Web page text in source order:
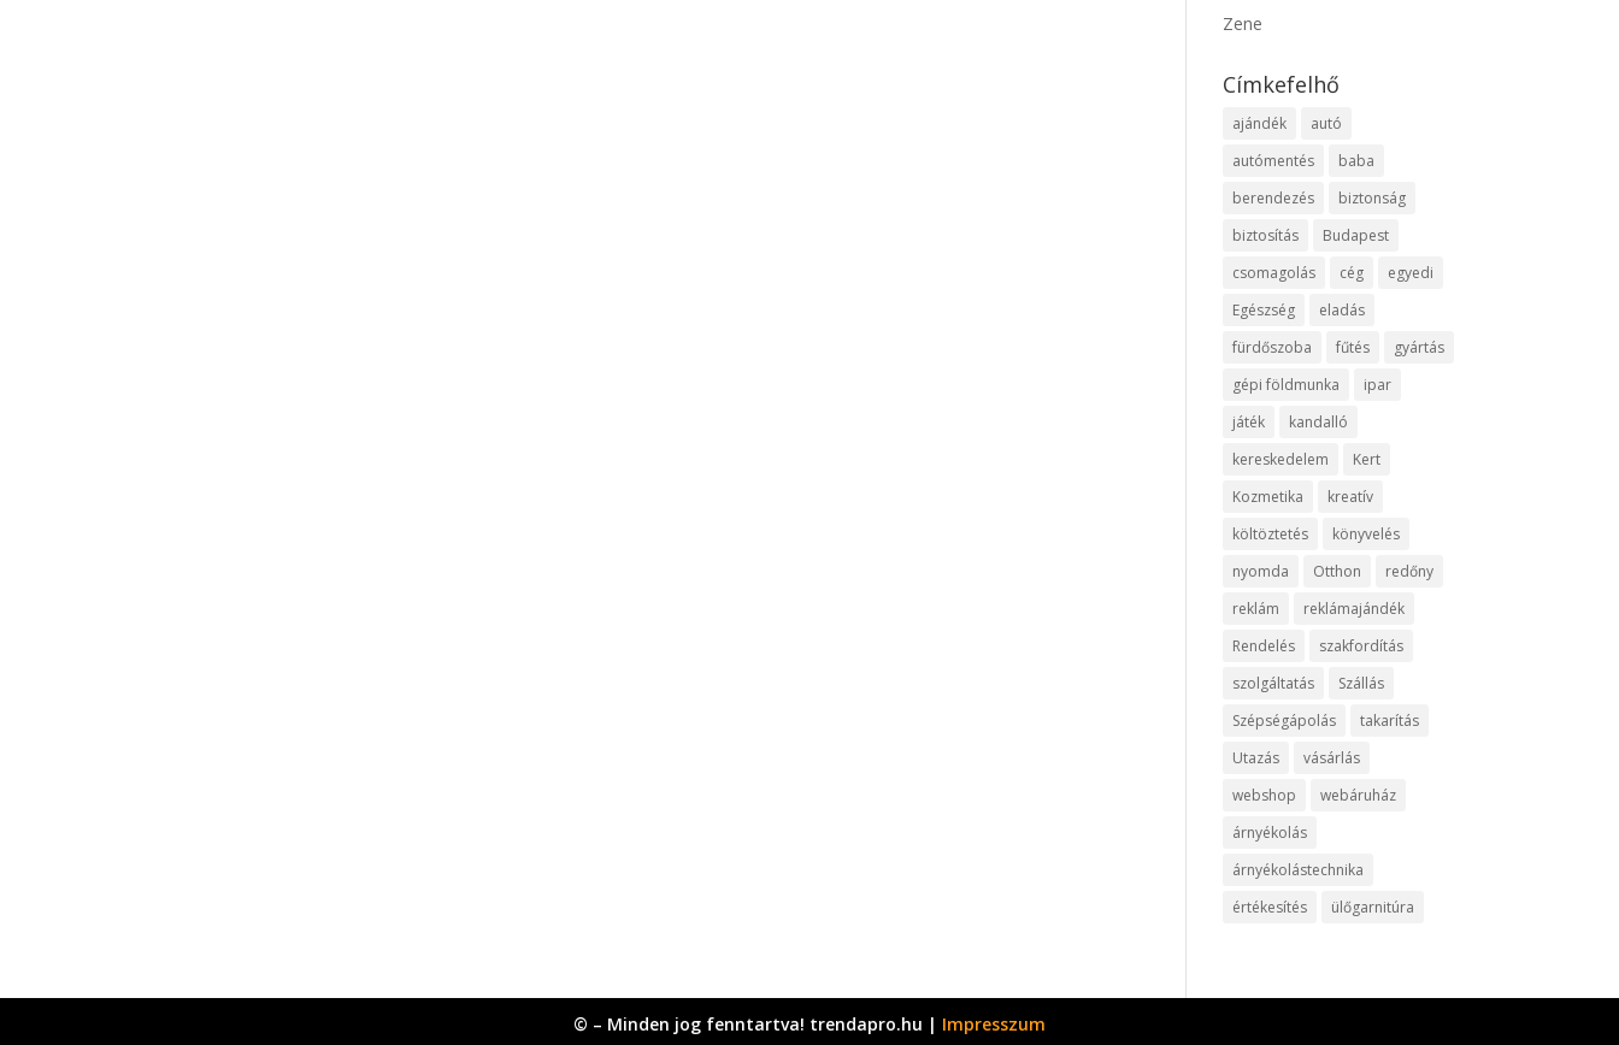
Zene
Címkefelhő
ajándék
autó
autómentés
baba
berendezés
biztonság
biztosítás
Budapest
csomagolás
cég
egyedi
Egészség
eladás
fürdőszoba
fűtés
gyártás
gépi földmunka
ipar
játék
kandalló
kereskedelem
Kert
Kozmetika
kreatív
költöztetés
könyvelés
nyomda
Otthon
redőny
reklám
reklámajándék
Rendelés
szakfordítás
szolgáltatás
Szállás
Szépségápolás
takarítás
Utazás
vásárlás
webshop
webáruház
árnyékolás
árnyékolástechnika
értékesítés
ülőgarnitúra
© – Minden jog fenntartva! trendapro.hu | Impresszum